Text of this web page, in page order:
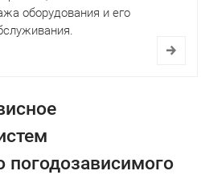
оборудования и его
погодозависимого